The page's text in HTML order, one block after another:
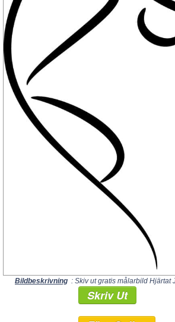
Bildbeskrivning : Skiv ut gratis målarbild Hjärtat
Skriv Ut